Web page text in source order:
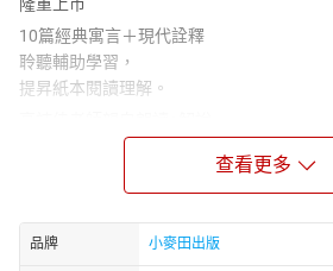
10篇經典寓言＋現代詮釋
聆聽輔助學習，
提昇紙本閱讀理解。
由高詩佳老師親自朗讀，安排課程，打破
查看更多
品牌 小麥田出版